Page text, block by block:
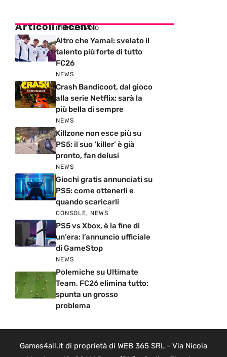
Articoli recenti
PRIMO PIANO
Altro che Yamal: svelato il
talento più forte di tutto
FC26
NEWS
Crash Bandicoot, dal gioco
alla serie Netflix: sarà la
più bella di sempre
NEWS
Killzone non esce più su
PS5: il suo ‘killer’ è già
pronto, fan delusi
NEWS
Giochi gratis annunciati su
PS5: come ottenerli e
quando scaricarli
CONSOLE, NEWS
PS5 vs Xbox, è la fine di
un’era: l’annuncio ufficiale
di GameStop
NEWS
Polemiche su Ultimate
Team, FC26 elimina tutto:
spunta un grosso
problema
Games4all.it di proprietà di WEB 365 SRL - Via Nicola